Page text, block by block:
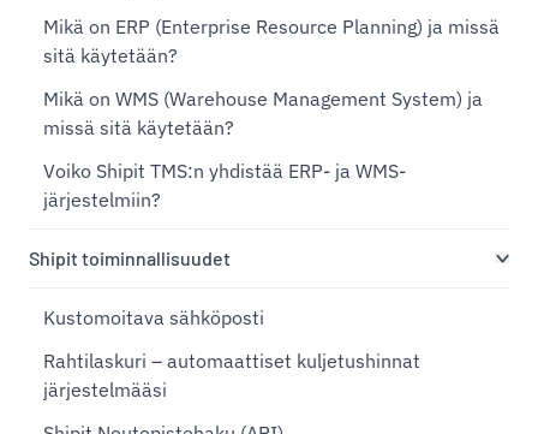
Mikä on ERP (Enterprise Resource Planning) ja missä
sitä käytetään?
Mikä on WMS (Warehouse Management System) ja
missä sitä käytetään?
Voiko Shipit TMS:n yhdistää ERP- ja WMS-
järjestelmiin?
Shipit toiminnallisuudet
Kustomoitava sähköposti
Rahtilaskuri – automaattiset kuljetushinnat
järjestelmääsi